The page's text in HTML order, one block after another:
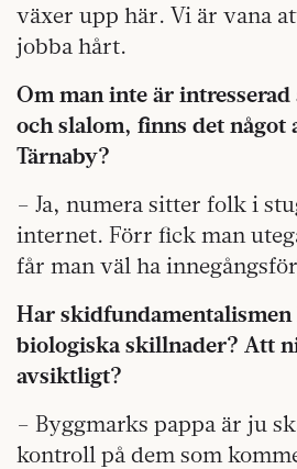
växer upp här. Vi är vana
jobba hårt.
Om man inte är
och slalom, finns det något
Tärnaby?
– Ja, numera sitter folk i
internet. Förr fick man
får man väl ha
Har
biologiska skillnader? Att
avsiktligt?
– Byggmarks pappa är ju
kontroll på dem som